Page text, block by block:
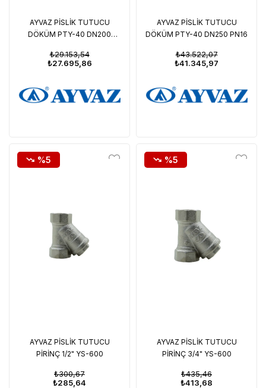
AYVAZ PİSLİK TUTUCU
DÖKÜM PTY-40 DN200
₺27.695,86
₺29.153,54
AYVAZ PİSLİK TUTUCU
DÖKÜM PTY-40 DN250 PN16
₺41.345,97
₺43.522,07
AYVAZ PİSLİK TUTUCU
PİRİNÇ 1/2" YS-600
₺285,64
₺300,67
%5
AYVAZ PİSLİK TUTUCU
PİRİNÇ 3/4" YS-600
₺413,68
₺435,46
%5